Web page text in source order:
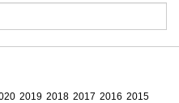
2019 2018 2017 2016 2015